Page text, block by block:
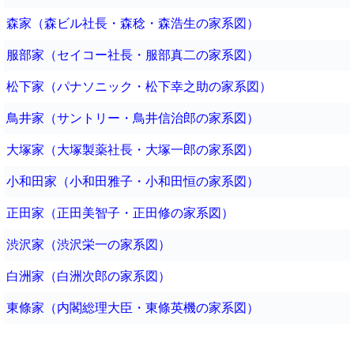
森家（森ビル社長・森稔・森浩生の家系図）
服部家（セイコー社長・服部真二の家系図）
松下家（パナソニック・松下幸之助の家系図）
鳥井家（サントリー・鳥井信治郎の家系図）
大塚家（大塚製薬社長・大塚一郎の家系図）
小和田家（小和田雅子・小和田恒の家系図）
正田家（正田美智子・正田修の家系図）
渋沢家（渋沢栄一の家系図）
白洲家（白洲次郎の家系図）
東條家（内閣総理大臣・東條英機の家系図）